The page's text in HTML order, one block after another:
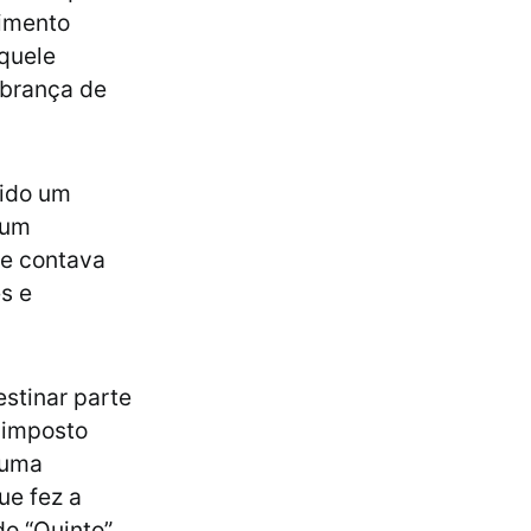
de
um
contava
e
parte
fez a